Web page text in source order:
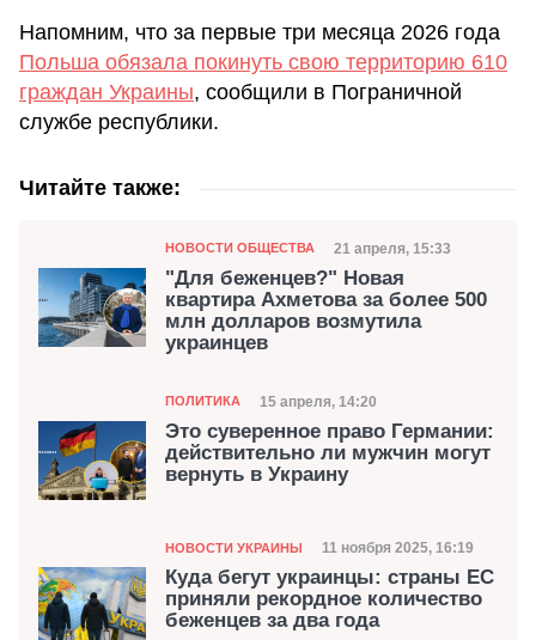
Напомним, что за первые три месяца 2026 года
Польша обязала покинуть свою территорию 610
граждан Украины, сообщили в Пограничной
службе республики.
Читайте также:
Категория
НОВОСТИ ОБЩЕСТВА Дата публикации
21 апреля, 15:33
"Для беженцев?" Новая
квартира Ахметова за более 500
млн долларов возмутила
украинцев
Категория
ПОЛИТИКА Дата публикации
15 апреля, 14:20
Это суверенное право Германии:
действительно ли мужчин могут
вернуть в Украину
Категория
НОВОСТИ УКРАИНЫ Дата публикации
11 ноября 2025, 16:19
Куда бегут украинцы: страны ЕС
приняли рекордное количество
беженцев за два года